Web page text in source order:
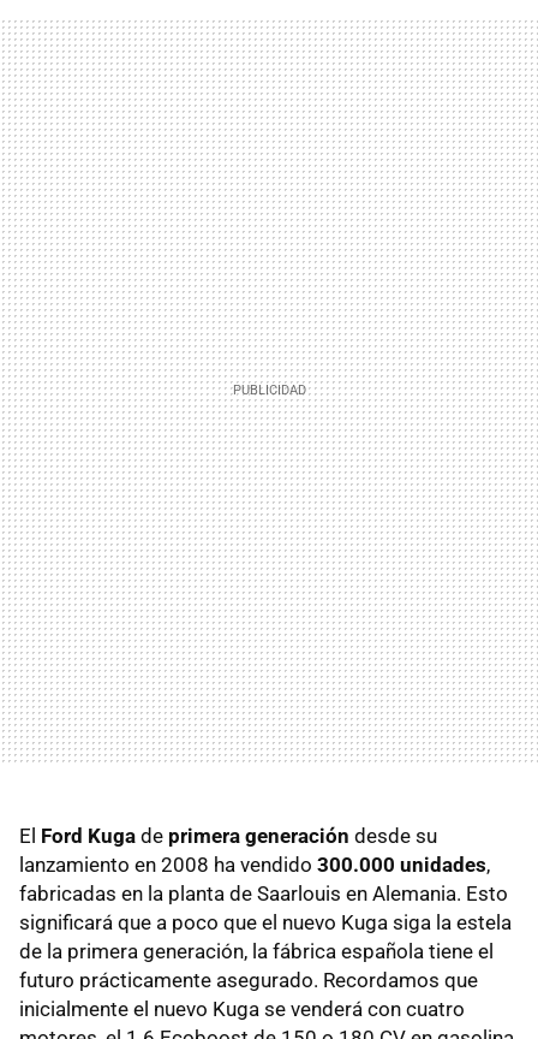
El Ford Kuga de primera generación desde su
lanzamiento en 2008 ha vendido 300.000 unidades,
fabricadas en la planta de Saarlouis en Alemania. Esto
significará que a poco que el nuevo Kuga siga la estela
de la primera generación, la fábrica española tiene el
futuro prácticamente asegurado. Recordamos que
inicialmente el nuevo Kuga se venderá con cuatro